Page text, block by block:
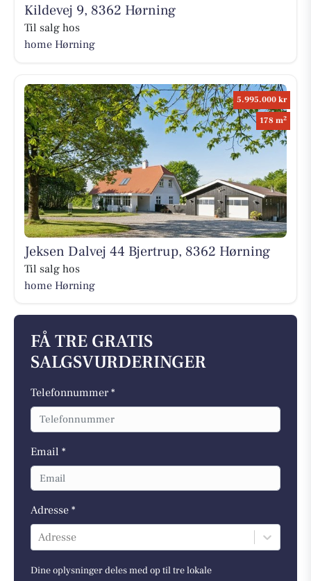
Kildevej 9, 8362 Hørning
Til salg hos
home Hørning
5.995.000 kr
178 m2
Jeksen Dalvej 44 Bjertrup, 8362 Hørning
Til salg hos
home Hørning
FÅ TRE GRATIS
SALGSVURDERINGER
Telefonnummer *
Email *
Adresse *
Adresse
Dine oplysninger deles med op til tre lokale